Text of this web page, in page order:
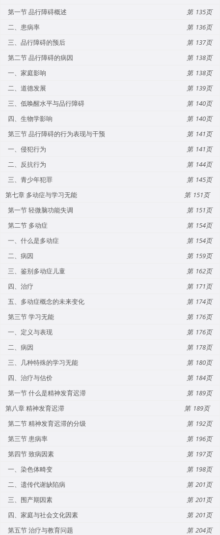
第一节 品行障碍概述
135
二、患病率
136
三、品行障碍的预后
137
第二节 品行障碍的病因
138
一、家庭影响
138
二、道德发展
139
三、低唤醒水平与品行障碍
140
四、生物学影响
140
第三节 品行障碍的行为表现与干预
141
一、侵犯行为
141
二、反抗行为
144
三、青少年犯罪
145
第七章 多动症与学习无能
151
第一节 轻微脑功能失调
151
第二节 多动症
154
一、什么是多动症
154
二、病因
159
三、鉴别多动症儿童
162
四、治疗
171
五、多动症概念的未来变化
174
第三节 学习无能
176
一、定义与表现
176
二、病因
178
三、几种特殊的学习无能
180
四、治疗与估价
184
第一节 什么是精神发育迟滞
189
第八章 精神发育迟滞
189
第二节 精神发育迟滞的分级
192
第三节 患病率
196
第四节 致病因素
197
一、染色体畸变
198
二、遗传代谢缺陷病
201
三、围产期因素
201
四、家庭与社会文化因素
201
第五节 治疗与教育问题
204